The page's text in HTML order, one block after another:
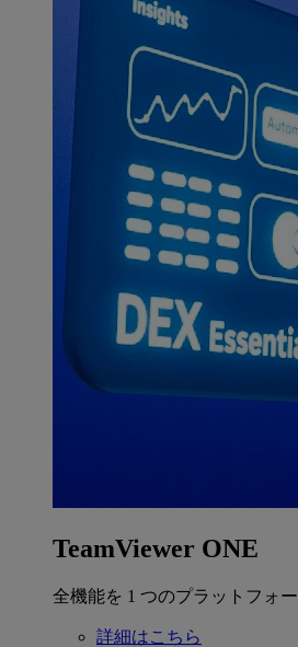
TeamViewer ONE
全機能を 1 つのプラットフォ
詳細はこちら